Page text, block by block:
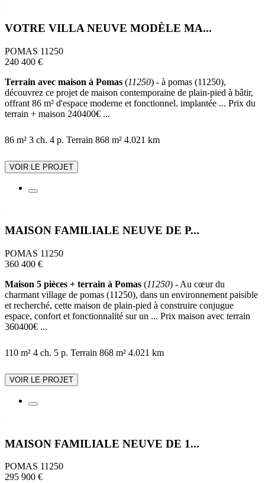
VOTRE VILLA NEUVE MODÈLE MA...
POMAS 11250
240 400 €
Terrain avec maison à Pomas (11250) - à pomas (11250),
découvrez ce projet de maison contemporaine de plain-pied à bâtir,
offrant 86 m² d'espace moderne et fonctionnel. implantée ... Prix du
terrain + maison 240400€ ...
86 m² 3 ch. 4 p. Terrain 868 m² 4.021 km
VOIR LE PROJET
MAISON FAMILIALE NEUVE DE P...
POMAS 11250
360 400 €
Maison 5 pièces + terrain à Pomas (11250) - Au cœur du
charmant village de pomas (11250), dans un environnement paisible
et recherché, cette maison de plain-pied à construire conjugue
espace, confort et fonctionnalité sur un ... Prix maison avec terrain
360400€ ...
110 m² 4 ch. 5 p. Terrain 868 m² 4.021 km
VOIR LE PROJET
MAISON FAMILIALE NEUVE DE 1...
POMAS 11250
295 900 €